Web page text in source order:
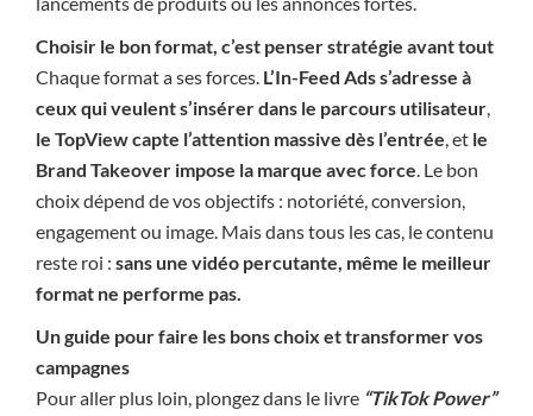
Choisir le bon format, c’est penser stratégie avant tout
Chaque format a ses forces. L’In-Feed Ads s’adresse à
ceux qui veulent s’insérer dans le parcours utilisateur,
le TopView capte l’attention massive dès l’entrée, et le
Brand Takeover impose la marque avec force. Le bon
choix dépend de vos objectifs : notoriété, conversion,
engagement ou image. Mais dans tous les cas, le contenu
reste roi : sans une vidéo percutante, même le meilleur
format ne performe pas.
Un guide pour faire les bons choix et transformer vos
campagnes
Pour aller plus loin, plongez dans le livre “TikTok Power”